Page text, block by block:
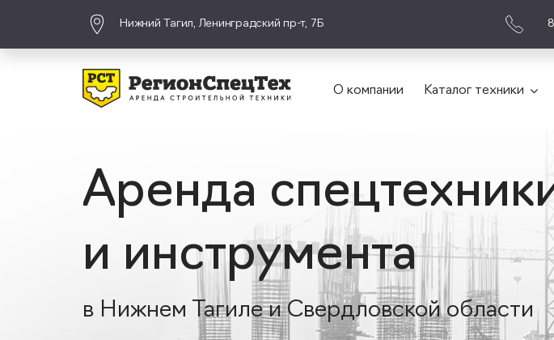
Нижний Тагил, Ленинградский пр-т, 7Б
О компании Каталог техники
Аренда
и инструмента
в Нижнем Тагиле и Свердловской области